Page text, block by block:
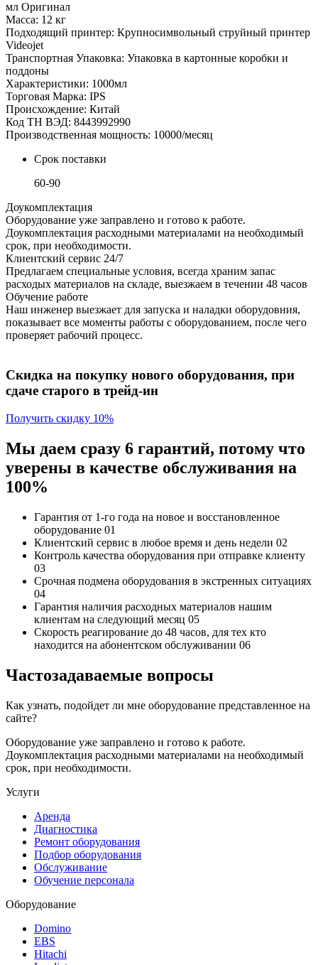
мл Оригинал
Масса: 12 кг
Подходящий принтер: Крупносимвольный струйный принтер
Videojet
Транспортная Упаковка: Упаковка в картонные коробки и
поддоны
Характеристики: 1000мл
Торговая Марка: IPS
Происхождение: Китай
Код ТН ВЭД: 8443992990
Производственная мощность: 10000/месяц
Срок поставки
60-90
Доукомплектация
Оборудование уже заправлено и готово к работе.
Доукомплектация расходными материалами на необходимый
срок, при необходимости.
Клиентский сервис 24/7
Предлагаем специальные условия, всегда храним запас
расходых материалов на складе, выезжаем в течении 48 часов
Обучение работе
Наш инженер выезжает для запуска и наладки оборудовния,
показывает все моменты работы с оборудованием, после чего
проверяет рабочий процесс.
Скидка на покупку нового оборудования, при
сдаче старого в трейд-ин
Получить скидку 10%
Мы даем сразу 6 гарантий, потому что
уверены в качестве обслуживания на
100%
Гарантия от 1-го года на новое и восстановленное
оборудование 01
Клиентский сервис в любое время и день недели 02
Контроль качества оборудования при отправке клиенту
03
Срочная подмена оборудования в экстренных ситуациях
04
Гарантия наличия расходных материалов нашим
клиентам на следующий месяц 05
Скорость реагирование до 48 часов, для тех кто
находится на абонентском обслуживании 06
Частозадаваемые вопросы
Как узнать, подойдет ли мне оборудование представленное на
сайте?
Оборудование уже заправлено и готово к работе.
Доукомплектация расходными материалами на необходимый
срок, при необходимости.
Услуги
Аренда
Диагностика
Ремонт оборудования
Подбор оборудования
Обслуживание
Обучение персонала
Оборудование
Domino
EBS
Hitachi